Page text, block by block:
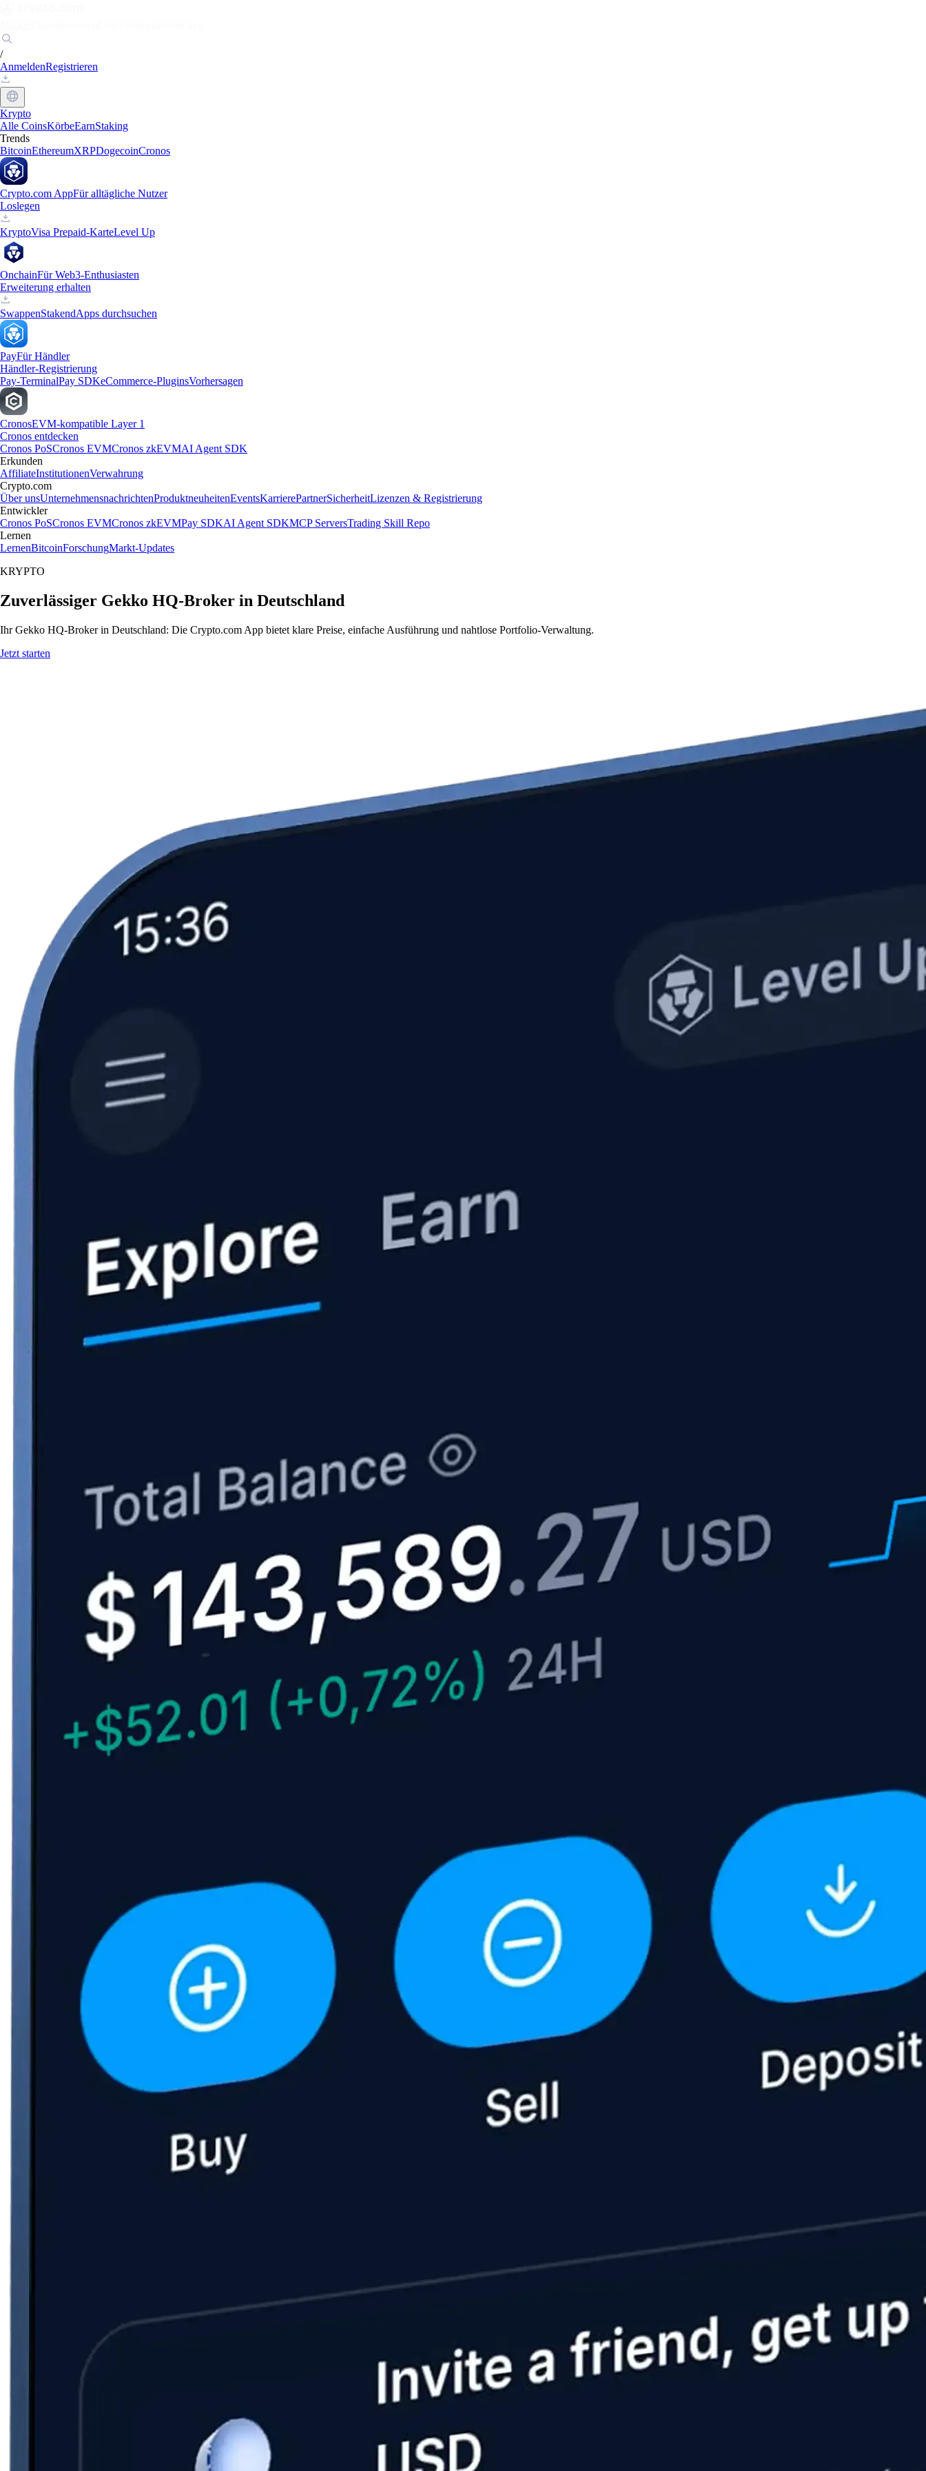
/
AnmeldenRegistrieren
Krypto
Alle CoinsKörbeEarnStaking
Trends
BitcoinEthereumXRPDogecoinCronos
Crypto.com AppFür alltägliche Nutzer
Loslegen
KryptoVisa Prepaid-KarteLevel Up
OnchainFür Web3-Enthusiasten
Erweiterung erhalten
SwappenStakendApps durchsuchen
PayFür Händler
Händler-Registrierung
Pay-TerminalPay SDKeCommerce-PluginsVorhersagen
CronosEVM-kompatible Layer 1
Cronos entdecken
Cronos PoSCronos EVMCronos zkEVMAI Agent SDK
Erkunden
AffiliateInstitutionenVerwahrung
Crypto.com
Über unsUnternehmensnachrichtenProduktneuheitenEventsKarrierePartnerSicherheitLizenzen & Registrierung
Entwickler
Cronos PoSCronos EVMCronos zkEVMPay SDKAI Agent SDKMCP ServersTrading Skill Repo
Lernen
LernenBitcoinForschungMarkt-Updates
KRYPTO
Zuverlässiger Gekko HQ-Broker in Deutschland
Ihr Gekko HQ-Broker in Deutschland: Die Crypto.com App bietet klare Preise, einfache Ausführung und nahtlose Portfolio-Verwaltung.
Jetzt starten